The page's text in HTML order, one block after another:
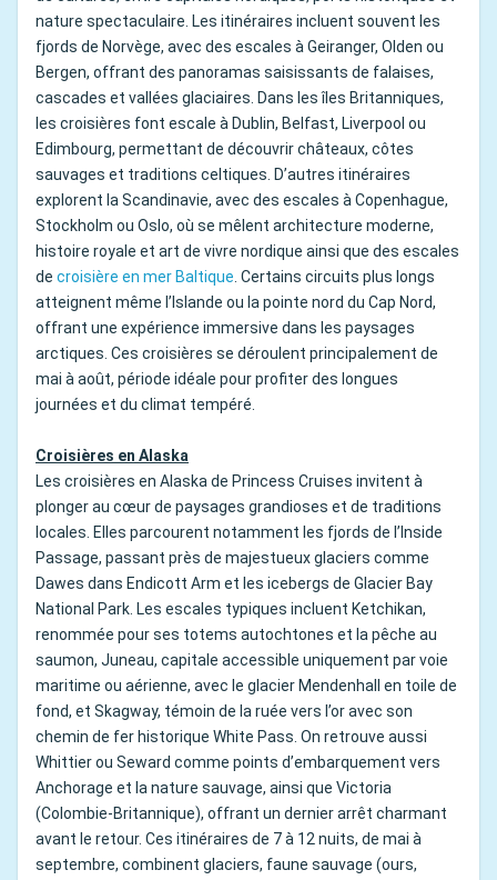
nature spectaculaire. Les itinéraires incluent souvent les
fjords de Norvège, avec des escales à Geiranger, Olden ou
Bergen, offrant des panoramas saisissants de falaises,
cascades et vallées glaciaires. Dans les îles Britanniques,
les croisières font escale à Dublin, Belfast, Liverpool ou
Edimbourg, permettant de découvrir châteaux, côtes
sauvages et traditions celtiques. D’autres itinéraires
explorent la Scandinavie, avec des escales à Copenhague,
Stockholm ou Oslo, où se mêlent architecture moderne,
histoire royale et art de vivre nordique ainsi que des escales
de croisière en mer Baltique. Certains circuits plus longs
atteignent même l’Islande ou la pointe nord du Cap Nord,
offrant une expérience immersive dans les paysages
arctiques. Ces croisières se déroulent principalement de
mai à août, période idéale pour profiter des longues
journées et du climat tempéré.
Croisières en Alaska
Les croisières en Alaska de Princess Cruises invitent à
plonger au cœur de paysages grandioses et de traditions
locales. Elles parcourent notamment les fjords de l’Inside
Passage, passant près de majestueux glaciers comme
Dawes dans Endicott Arm et les icebergs de Glacier Bay
National Park. Les escales typiques incluent Ketchikan,
renommée pour ses totems autochtones et la pêche au
saumon, Juneau, capitale accessible uniquement par voie
maritime ou aérienne, avec le glacier Mendenhall en toile de
fond, et Skagway, témoin de la ruée vers l’or avec son
chemin de fer historique White Pass. On retrouve aussi
Whittier ou Seward comme points d’embarquement vers
Anchorage et la nature sauvage, ainsi que Victoria
(Colombie-Britannique), offrant un dernier arrêt charmant
avant le retour. Ces itinéraires de 7 à 12 nuits, de mai à
septembre, combinent glaciers, faune sauvage (ours,